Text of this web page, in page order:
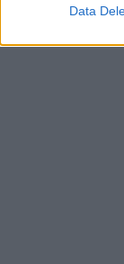
Data